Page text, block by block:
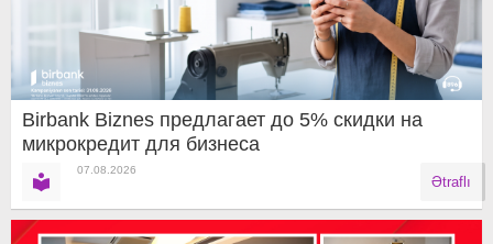
Birbank Biznes предлагает до 5% скидки на
микрокредит для бизнеса
07.08.2026
Ətraflı